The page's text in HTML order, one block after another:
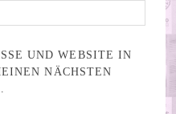
UND WEBSITE IN
NÄCHSTEN